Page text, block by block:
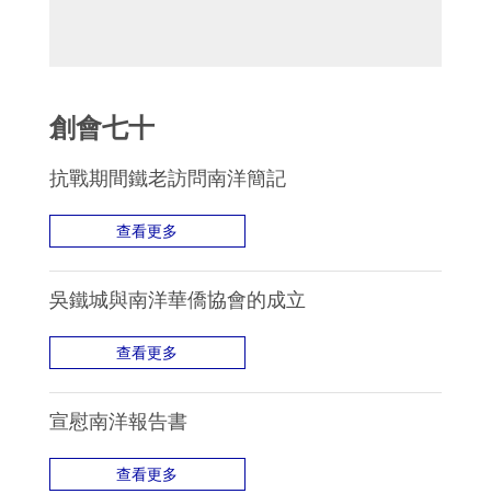
創會七十
抗戰期間鐵老訪問南洋簡記
查看更多
吳鐵城與南洋華僑協會的成立
查看更多
宣慰南洋報告書
查看更多